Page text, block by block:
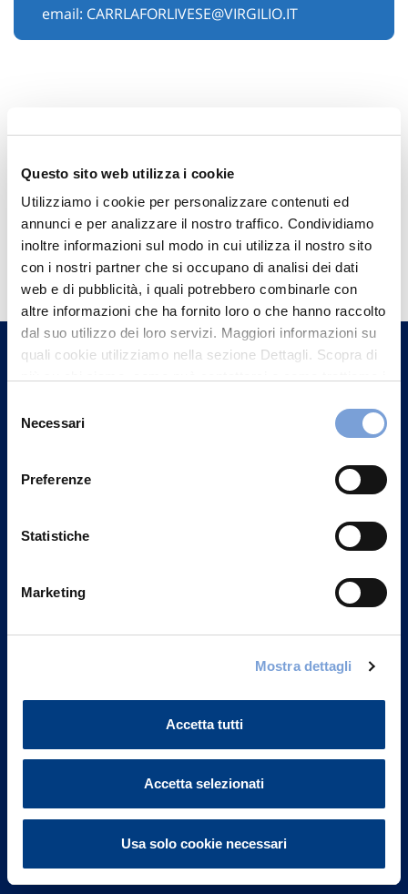
Questo sito web utilizza i cookie
Utilizziamo i cookie per personalizzare contenuti ed
annunci e per analizzare il nostro traffico. Condividiamo
inoltre informazioni sul modo in cui utilizza il nostro sito
con i nostri partner che si occupano di analisi dei dati
web e di pubblicità, i quali potrebbero combinarle con
altre informazioni che ha fornito loro o che hanno raccolto
dal suo utilizzo dei loro servizi. Maggiori informazioni su
quali cookie utilizziamo nella sezione Dettagli. Scopra di
può trovare nel footer del sito nella sezione "Informativa
delNecessari
Preferenze
Statistiche
Marketing
Mostra dettagli
Accetta tutti
Accetta selezionati
Usa solo cookie necessari
email: CARRLAFORLIVESE@VIRGILIO.IT
Hai bisogno di
informazioni?
Trova l'Agenzia più vicina a te e parla con
un nostro Agente.
Contattaci
Governance
Investor Relations